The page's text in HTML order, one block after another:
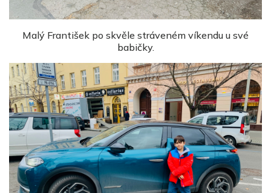
Malý František po skvěle stráveném víkendu u své
babičky.